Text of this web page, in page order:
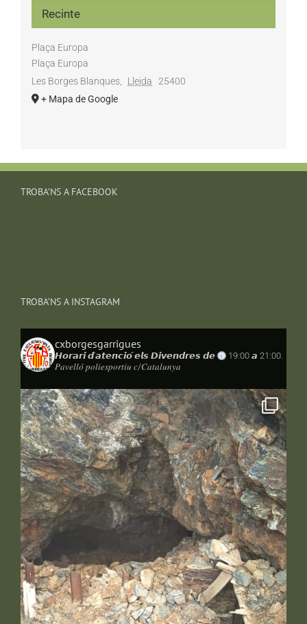
Recinte
Plaça Europa
Plaça Europa
Les Borges Blanques, Lleida
25400
+ Mapa de Google
TROBA’NS A FACEBOOK
TROBA’NS A INSTAGRAM
cxborgesgarrigues
𝙃𝙤𝙧𝙖𝙧𝙞 𝙙'𝙖𝙩𝙚𝙣𝙘𝙞𝙤́ 𝙚𝙡𝙨 𝘿𝙞𝙫𝙚𝙣𝙙𝙧𝙚𝙨 𝙙𝙚
19:00 𝙖 21:00.
𝑃𝑎𝑣𝑒𝑙𝑙𝑜́ 𝑝𝑜𝑙𝑖𝑒𝑠𝑝𝑜𝑟𝑡𝑖𝑢 𝑐/𝐶𝑎𝑡𝑎𝑙𝑢𝑛𝑦𝑎